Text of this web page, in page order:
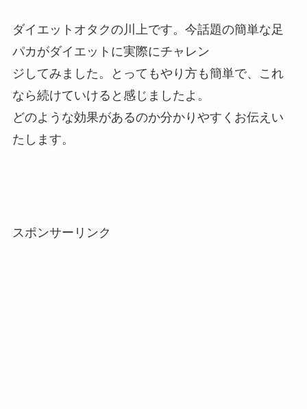
ダイエットオタクの川上です。今話題の簡単な足
パカがダイエットに実際にチャレン
ジしてみました。とってもやり方も簡単で、これ
なら続けていけると感じましたよ。
どのような効果があるのか分かりやすくお伝えい
たします。
スポンサーリンク